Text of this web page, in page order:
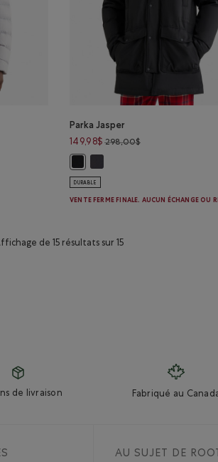
à 154,99$
Parka Jasper
149,98$ 298,00$Prix réduit de
DURABLE
VENTE FERME FINALE. AUCUN ÉCHANGE OU
de 15 résultats sur 15
de livraison Fabriqué au
AU SUJET DE